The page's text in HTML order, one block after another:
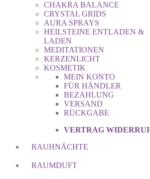
CHAKRA BALANCE
CRYSTAL GRIDS
AURA SPRAYS
HEILSTEINE ENTLADEN &
LADEN
MEDITATIONEN
KERZENLICHT
KOSMETIK
MEIN KONTO
FÜR HÄNDLER
BEZAHLUNG
VERSAND
RÜCKGABE
VERTRAG
RAUHNÄCHTE
RAUMDUFT